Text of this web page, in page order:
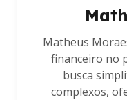
Matheus
financeiro no
busca
complexos,